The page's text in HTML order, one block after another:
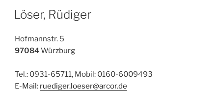
Löser, Rüdiger
Hofmannstr. 5
97084Würzburg
Tel.: 0931-65711, Mobil: 0160-6009493
E-Mail: ruediger.loeser@arcor.de